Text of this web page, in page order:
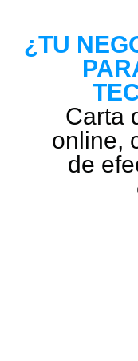
¿TU
Carta
online,
de